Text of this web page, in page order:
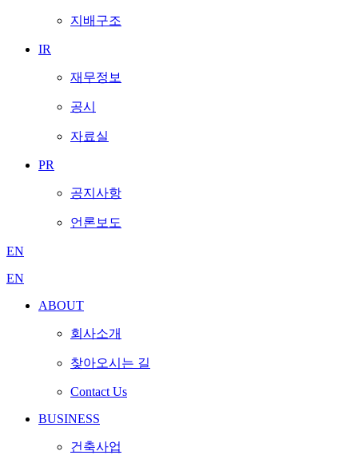
지배구조
IR
재무정보
공시
자료실
PR
공지사항
언론보도
EN
EN
ABOUT
회사소개
찾아오시는 길
Contact Us
BUSINESS
건축사업